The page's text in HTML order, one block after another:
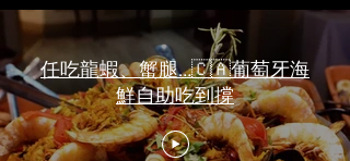
任吃龍蝦、蟹腿…🇨🇦葡萄牙海
鮮自助吃到撐